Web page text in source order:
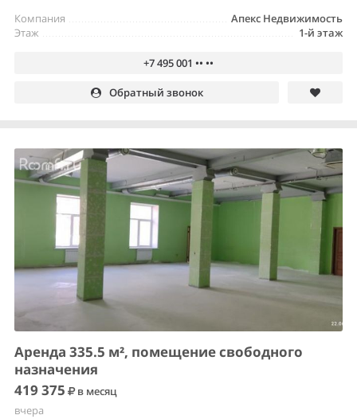
Апекс Недвижимость
Компания
1-й этаж
Этаж
+7 495 001 •• ••
Обратный звонок
Аренда 335.5 м², помещение свободного
назначения
419 375
в месяц
вчера